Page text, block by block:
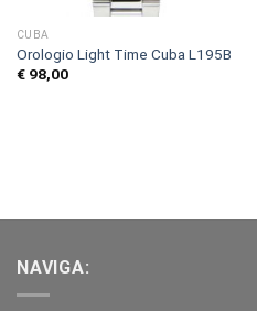
CUBA
Orologio Light Time Cuba L195B
€98,00
NAVIGA: